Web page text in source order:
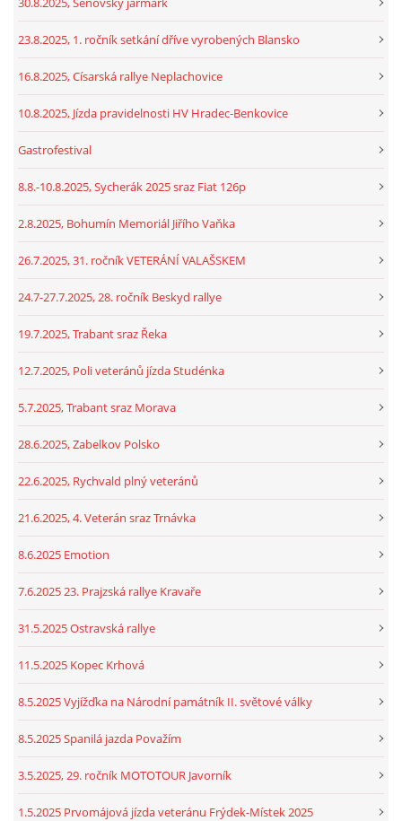
23.8.2025, 1. ročník setkání dříve vyrobených Blansko
16.8.2025, Císarská rallye Neplachovice
10.8.2025, Jízda pravidelnosti HV Hradec-Benkovice
Gastrofestival
8.8.-10.8.2025, Sycherák 2025 sraz Fiat 126p
2.8.2025, Bohumín Memoriál Jiřího Vaňka
26.7.2025, 31. ročník VETERÁNÍ VALAŠSKEM
24.7-27.7.2025, 28. ročník Beskyd rallye
19.7.2025, Trabant sraz Řeka
12.7.2025, Poli veteránů jízda Studénka
5.7.2025, Trabant sraz Morava
28.6.2025, Zabelkov Polsko
22.6.2025, Rychvald plný veteránů
21.6.2025, 4. Veterán sraz Trnávka
8.6.2025 Emotion
7.6.2025 23. Prajzská rallye Kravaře
31.5.2025 Ostravská rallye
11.5.2025 Kopec Krhová
8.5.2025 Vyjížďka na Národní památník II. světové války
8.5.2025 Spanilá jazda Považím
3.5.2025, 29. ročník MOTOTOUR Javorník
1.5.2025 Prvomájová jízda veteránu Frýdek-Místek 2025